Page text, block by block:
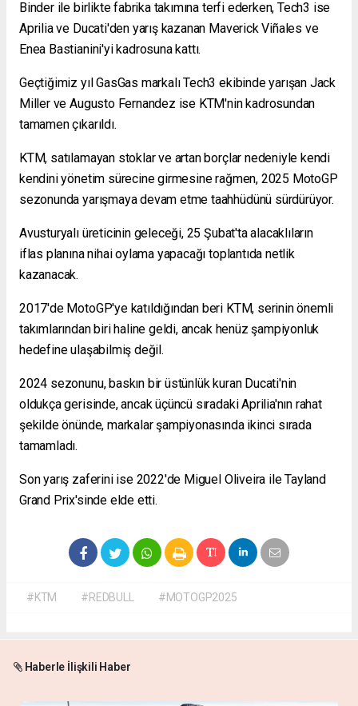
Binder ile birlikte fabrika takımına terfi ederken, Tech3 ise
Aprilia ve Ducati'den yarış kazanan Maverick Viñales ve
Enea Bastianini'yi kadrosuna kattı.
Geçtiğimiz yıl GasGas markalı Tech3 ekibinde yarışan Jack
Miller ve Augusto Fernandez ise KTM'nin kadrosundan
tamamen çıkarıldı.
KTM, satılamayan stoklar ve artan borçlar nedeniyle kendi
kendini yönetim sürecine girmesine rağmen, 2025 MotoGP
sezonunda yarışmaya devam etme taahhüdünü sürdürüyor.
Avusturyalı üreticinin geleceği, 25 Şubat'ta alacaklıların
iflas planına nihai oylama yapacağı toplantıda netlik
kazanacak.
2017'de MotoGP'ye katıldığından beri KTM, serinin önemli
takımlarından biri haline geldi, ancak henüz şampiyonluk
hedefine ulaşabilmiş değil.
2024 sezonunu, baskın bir üstünlük kuran Ducati'nin
oldukça gerisinde, ancak üçüncü sıradaki Aprilia'nın rahat
şekilde önünde, markalar şampiyonasında ikinci sırada
tamamladı.
Son yarış zaferini ise 2022'de Miguel Oliveira ile Tayland
Grand Prix'sinde elde etti.
#KTM #REDBULL #MOTOGP2025
Haberle İlişkili Haber